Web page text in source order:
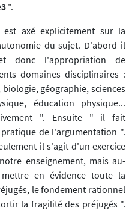
3 ".
axé explicitement sur la
du sujet. D'abord il
donc l'appropriation de
domaines disciplinaires :
géographie, sciences
éducation physique...
". Ensuite " il fait
de l'argumentation ".
il s'agit d'un exercice
enseignement, mais au-
en évidence toute la
le fondement rationnel
la fragilité des préjugés ".